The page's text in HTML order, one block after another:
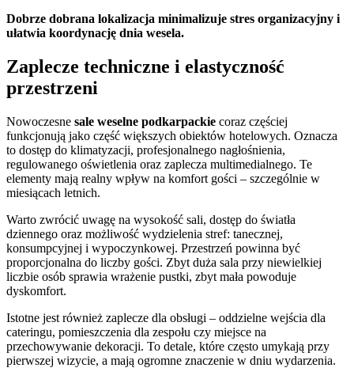
Dobrze dobrana lokalizacja minimalizuje stres organizacyjny i
ułatwia koordynację dnia wesela.
Zaplecze techniczne i elastyczność
przestrzeni
Nowoczesne sale weselne podkarpackie coraz częściej
funkcjonują jako część większych obiektów hotelowych. Oznacza
to dostęp do klimatyzacji, profesjonalnego nagłośnienia,
regulowanego oświetlenia oraz zaplecza multimedialnego. Te
elementy mają realny wpływ na komfort gości – szczególnie w
miesiącach letnich.
Warto zwrócić uwagę na wysokość sali, dostęp do światła
dziennego oraz możliwość wydzielenia stref: tanecznej,
konsumpcyjnej i wypoczynkowej. Przestrzeń powinna być
proporcjonalna do liczby gości. Zbyt duża sala przy niewielkiej
liczbie osób sprawia wrażenie pustki, zbyt mała powoduje
dyskomfort.
Istotne jest również zaplecze dla obsługi – oddzielne wejścia dla
cateringu, pomieszczenia dla zespołu czy miejsce na
przechowywanie dekoracji. To detale, które często umykają przy
pierwszej wizycie, a mają ogromne znaczenie w dniu wydarzenia.